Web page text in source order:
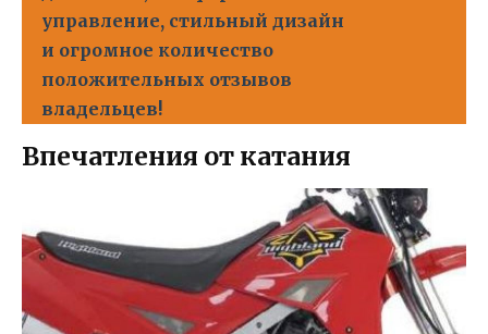
управление, стильный дизайн
и огромное количество
положительных отзывов
владельцев!
Впечатления от катания